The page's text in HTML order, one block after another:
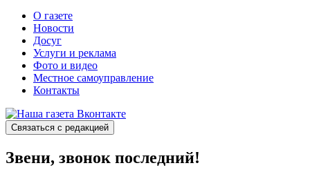
О газете
Новости
Досуг
Услуги и реклама
Фото и видео
Местное самоуправление
Контакты
Связаться с редакцией
Звени, звонок последний!